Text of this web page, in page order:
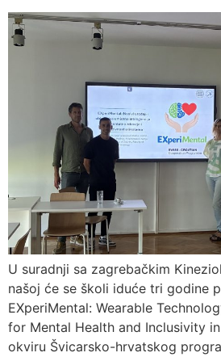
U suradnji sa zagrebačkim
našoj će se školi iduće tri godine
EXperiMental: Wearable
for Mental Health and Inclusivity
okviru Švicarsko-hrvatskog